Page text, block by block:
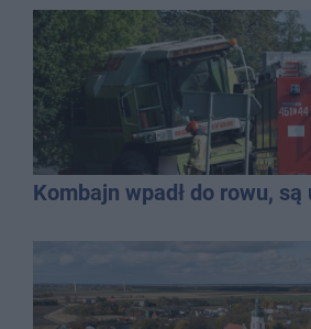
Kombajn wpadł do rowu,